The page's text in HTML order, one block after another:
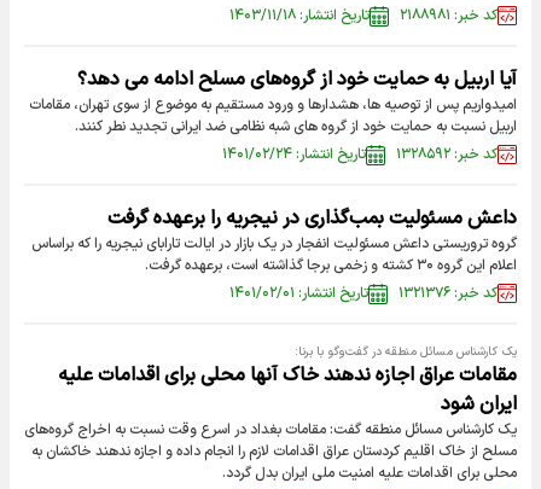
کد خبر: ۲۱۸۸۹۸۱
تاریخ انتشار: ۱۴۰۳/۱۱/۱۸
آیا اربیل به حمایت خود از گروه‌های مسلح ادامه می دهد؟
امیدواریم پس از توصیه ها، هشدارها و ورود مستقیم به موضوع از سوی تهران، مقامات
اربیل نسبت به حمایت خود از گروه های شبه نظامی ضد ایرانی تجدید نطر کنند.
کد خبر: ۱۳۲۸۵۹۲
تاریخ انتشار: ۱۴۰۱/۰۲/۲۴
داعش مسئولیت بمب‌گذاری در نیجریه را برعهده گرفت
گروه تروریستی داعش مسئولیت انفجار در یک بازار در ایالت تارابای نیجریه را که براساس
اعلام این گروه ۳۰ کشته و زخمی برجا گذاشته است، برعهده گرفت.
کد خبر: ۱۳۲۱۳۷۶
تاریخ انتشار: ۱۴۰۱/۰۲/۰۱
یک کارشناس مسائل منطقه در گفت‌وگو با برنا:
مقامات عراق اجازه ندهند خاک آنها محلی برای اقدامات علیه
ایران شود
یک کارشناس مسائل منطقه گفت: مقامات بغداد در اسرع وقت نسبت به اخراج گروه‌های
مسلح از خاک اقلیم کردستان عراق اقدامات لازم را انجام داده و اجازه ندهند خاکشان به
محلی برای اقدامات علیه امنیت ملی ایران بدل گردد.